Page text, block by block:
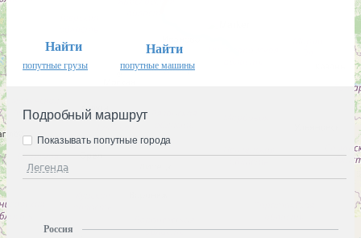
Найти
попутные грузы
Найти
попутные машины
Подробный маршрут
Легенда
Показывать попутные города
Россия